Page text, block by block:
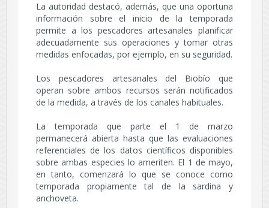
La autoridad destacó, además, que una oportuna
información sobre el inicio de la temporada
permite a los pescadores artesanales planificar
adecuadamente sus operaciones y tomar otras
medidas enfocadas, por ejemplo, en su seguridad.
Los pescadores artesanales del Biobío que
operan sobre ambos recursos serán notificados
de la medida, a través de los canales habituales.
La temporada que parte el 1 de marzo
permanecerá abierta hasta que las evaluaciones
referenciales de los datos científicos disponibles
sobre ambas especies lo ameriten. El 1 de mayo,
en tanto, comenzará lo que se conoce como
temporada propiamente tal de la sardina y
anchoveta.